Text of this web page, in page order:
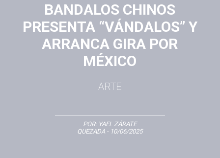
BANDALOS CHINOS
PRESENTA “VÁNDALOS” Y
ARRANCA GIRA POR
MÉXICO
ARTE
POR: YAEL ZÁRATE
QUEZADA - 10/06/2025